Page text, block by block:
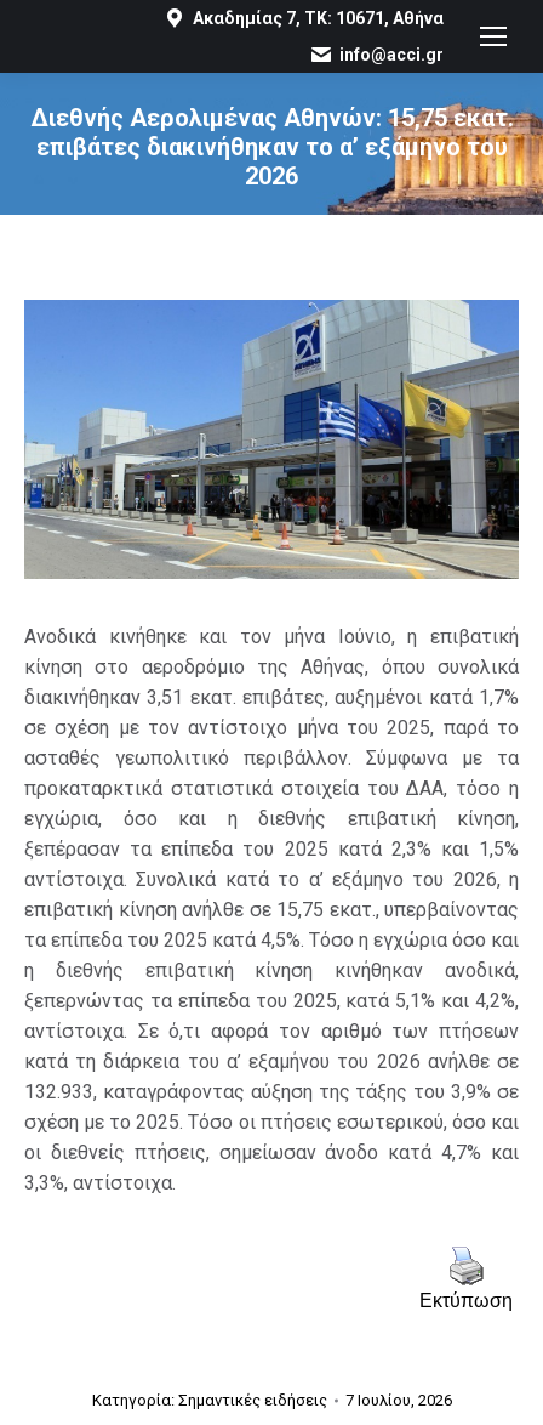
Ακαδημίας 7, ΤΚ: 10671, Αθήνα
info@acci.gr
Διεθνής Αερολιμένας Αθηνών: 15,75 εκατ.
επιβάτες διακινήθηκαν το α’ εξάμηνο του
2026
You are here:
Ανοδικά κινήθηκε και τον μήνα Ιούνιο, η επιβατική
κίνηση στο αεροδρόμιο της Αθήνας, όπου συνολικά
διακινήθηκαν 3,51 εκατ. επιβάτες, αυξημένοι κατά 1,7%
σε σχέση με τον αντίστοιχο μήνα του 2025, παρά το
ασταθές γεωπολιτικό περιβάλλον. Σύμφωνα με τα
προκαταρκτικά στατιστικά στοιχεία του ΔΑΑ, τόσο η
εγχώρια, όσο και η διεθνής επιβατική κίνηση,
ξεπέρασαν τα επίπεδα του 2025 κατά 2,3% και 1,5%
αντίστοιχα. Συνολικά κατά το α’ εξάμηνο του 2026, η
επιβατική κίνηση ανήλθε σε 15,75 εκατ., υπερβαίνοντας
τα επίπεδα του 2025 κατά 4,5%. Τόσο η εγχώρια όσο και
η διεθνής επιβατική κίνηση κινήθηκαν ανοδικά,
ξεπερνώντας τα επίπεδα του 2025, κατά 5,1% και 4,2%,
αντίστοιχα. Σε ό,τι αφορά τον αριθμό των πτήσεων
κατά τη διάρκεια του α’ εξαμήνου του 2026 ανήλθε σε
132.933, καταγράφοντας αύξηση της τάξης του 3,9% σε
σχέση με το 2025. Τόσο οι πτήσεις εσωτερικού, όσο και
οι διεθνείς πτήσεις, σημείωσαν άνοδο κατά 4,7% και
3,3%, αντίστοιχα.
Εκτύπωση
Κατηγορία: Σημαντικές ειδήσεις
7 Ιουλίου, 2026